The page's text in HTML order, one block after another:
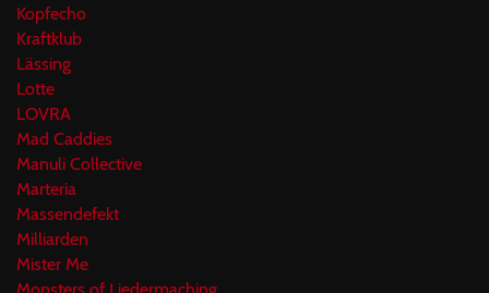
Kopfecho
Kraftklub
Lässing
Lotte
LOVRA
Mad Caddies
Manuli Collective
Marteria
Massendefekt
Milliarden
Mister Me
Monsters of Liedermaching